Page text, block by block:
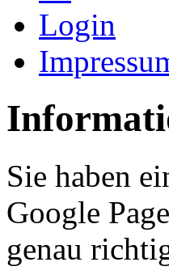
Login
Sie haben
Google
genau